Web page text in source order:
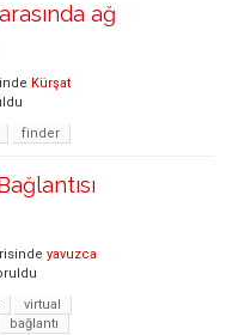
ağ
Kürşat
finder
yavuzca
virtual
bağlantı